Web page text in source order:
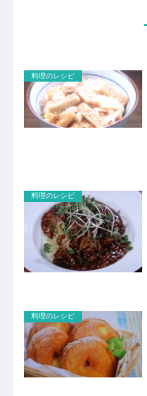
料理のレシピ
料理のレシピ
料理のレシピ